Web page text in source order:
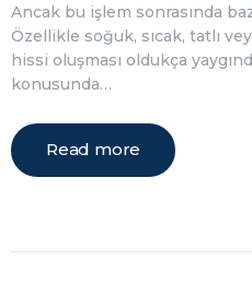
Ancak bu işlem sonrasında
Özellikle soğuk, sıcak, tatlı
hissi oluşması oldukça
konusunda…
Read more